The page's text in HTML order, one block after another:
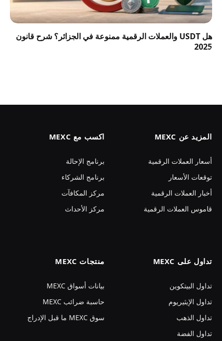
هل USDT والعملات الرقمية ممنوعة في الجزائر؟ شرح قانون
2025
المزيد عن MEXC
أسعار العملات الرقمية
توقعات الأسعار
أخبار العملات الرقمية
قاموس العملات الرقمية
اكسب مع MEXC
برنامج الإحالة
برنامج الشركاء
مركز المكافآت
مركز الأحداث
تداول على MEXC
تداول البيتكوين
تداول الإيثيريوم
تداول الذهب
تداول الفضة
منتجات MEXC
بيانات أسواق MEXC
حاسبة ضرائب MEXC
سوق MEXC ما قبل الإدراج